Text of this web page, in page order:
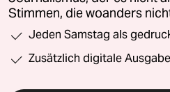
Stimmen, die woanders
Jeden Samstag als
Zusätzlich digitale